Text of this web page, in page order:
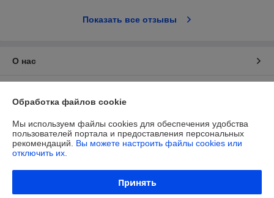
Показать все отзывы
О нас
График работы
Обработка файлов cookie
Мы используем файлы cookies для обеспечения удобства
пользователей портала и предоставления персональных
рекомендаций. Вы можете настроить файлы cookies или
отключить их.
Принять